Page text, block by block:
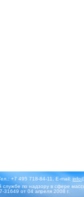
+7 495 718-84-11, E-mail:
по надзору в сфере
31649 от 04 апреля 2008 г.